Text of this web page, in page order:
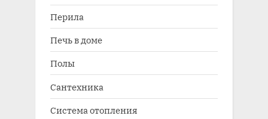
Перила
Печь в доме
Полы
Сантехника
Система отопления